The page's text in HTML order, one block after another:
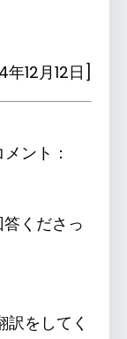
年12月12日]
ント：
くださっ
をしてく